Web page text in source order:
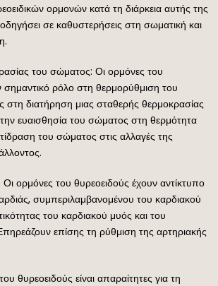
ορμονών κατά τη διάρκεια αυτής της
σε καθυστερήσεις στη σωματική και
του σώματος: Οι ορμόνες του
σημαντικό ρόλο στη θερμορύθμιση του
διατήρηση μιας σταθερής θερμοκρασίας
ευαισθησία του σώματος στη θερμότητα
του σώματος στις αλλαγές της
Οι ορμόνες του θυρεοειδούς έχουν αντίκτυπο
συμπεριλαμβανομένου του καρδιακού
του καρδιακού μυός και του
επίσης τη ρύθμιση της αρτηριακής
θυρεοειδούς είναι απαραίτητες για τη